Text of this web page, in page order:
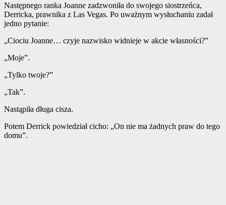
Następnego ranka Joanne zadzwoniła do swojego siostrzeńca,
Derricka, prawnika z Las Vegas. Po uważnym wysłuchaniu zadał
jedno pytanie:
„Ciociu Joanne… czyje nazwisko widnieje w akcie własności?”
„Moje”.
„Tylko twoje?”
„Tak”.
Nastąpiła długa cisza.
Potem Derrick powiedział cicho: „On nie ma żadnych praw do tego
domu”.